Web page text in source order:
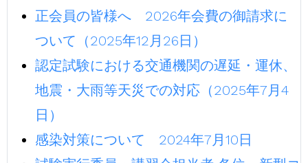
正会員の皆様へ 2026年会費の御請求に
ついて（2025年12月26日）
認定試験における交通機関の遅延・運休、
地震・大雨等天災での対応（2025年7月4
日）
感染対策について 2024年7月10日